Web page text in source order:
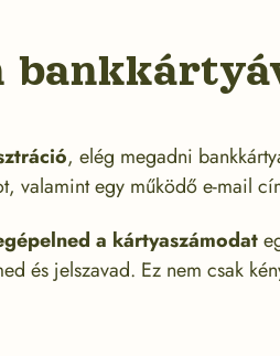
, elég megadni
valamint egy működő e-mail
a kártyaszámodat
és jelszavad. Ez nem csak